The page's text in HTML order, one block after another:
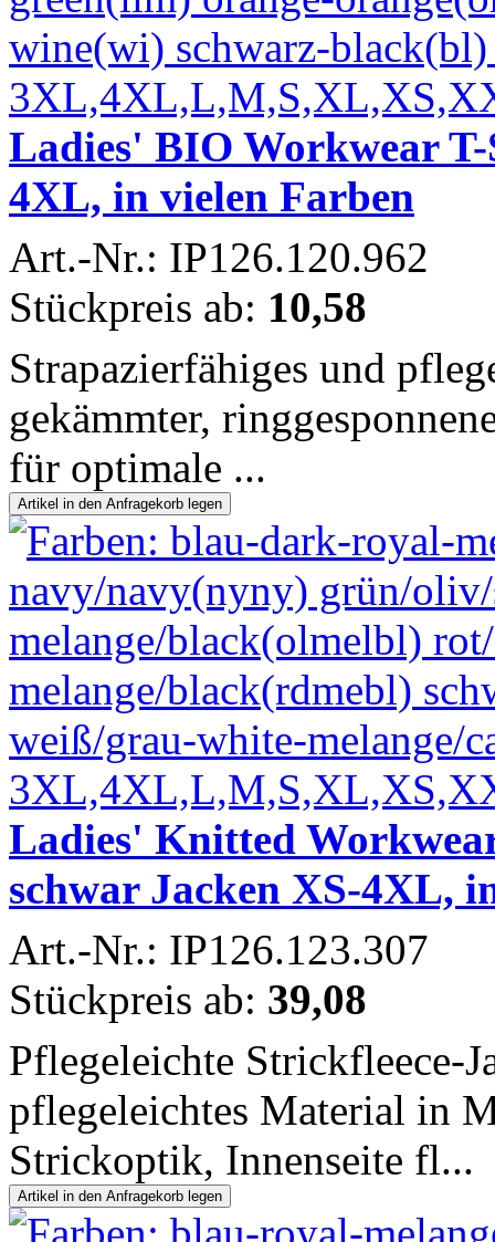
Ladies' BIO Workwear
4XL, in vielen Farben
Art.-Nr.: IP126.120.962
Stückpreis ab: 10,58
Strapazierfähiges und
gekämmter,
für optimale ...
Ladies' Knitted
schwar Jacken XS-4XL,
Art.-Nr.: IP126.123.307
Stückpreis ab: 39,08
Pflegeleichte Strickfleece-
pflegeleichtes Material in
Strickoptik, Innenseite fl...